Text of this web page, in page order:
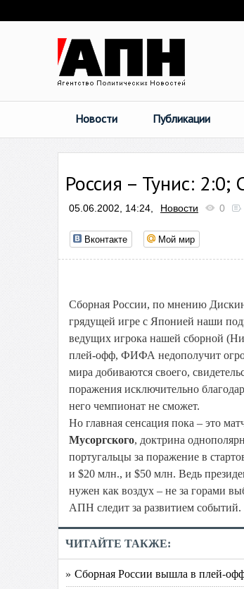
Новости Публикации
Россия – Тунис:
05.06.2002, 14:24, Новости 0
Вконтакте Мой мир
Сборная России, по мнению
грядущей игре с Японией наши
ведущих игрока нашей сборной
плей-офф, ФИФА недополучит
мира добиваются своего,
поражения исключительно
него чемпионат не сможет.
Но главная сенсация пока – это
Мусоргского, доктрина
португальцы за поражение в
и $20 млн., и $50 млн. Ведь
нужен как воздух – не за горами
АПН следит за развитием событий.
ЧИТАЙТЕ ТАКЖЕ:
» Сборная России вышла в плей-